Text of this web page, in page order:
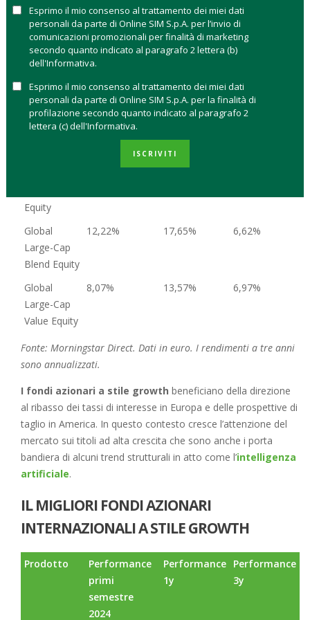
grande capitalizzazione (large cap).
VALUE, GROWTH O BLEND: QUAL È LO
STILE MIGLIORE NEL 2024
Categoria
Performance
primo
semestre 2024
Performance
1y
Performance
3y
Equity
19,08%
Global
Large-Cap
Blend Equity
12,22% 17,65% 6,62%
Global
Large-Cap
Value Equity
8,07% 13,57% 6,97%
Fonte: Morningstar Direct. Dati in euro. I rendimenti a tre anni
sono annualizzati.
I fondi azionari a stile growth beneficiano della direzione
al ribasso dei tassi di interesse in Europa e delle prospettive di
taglio in America. In questo contesto cresce l’attenzione del
mercato sui titoli ad alta crescita che sono anche i porta
bandiera di alcuni trend strutturali in atto come l’intelligenza
artificiale.
IL MIGLIORI FONDI AZIONARI
INTERNAZIONALI A STILE GROWTH
Prodotto
Performance
primi
semestre
2024
Performance
1y
Performance
3y
Esprimo il mio consenso al trattamento dei miei dati
personali da parte di Online SIM S.p.A. per l’invio di
comunicazioni promozionali per finalità di marketing
secondo quanto indicato al paragrafo 2 lettera (b)
dell'Informativa.
Esprimo il mio consenso al trattamento dei miei dati
personali da parte di Online SIM S.p.A. per la finalità di
profilazione secondo quanto indicato al paragrafo 2
lettera (c) dell'Informativa.
ISCRIVITI